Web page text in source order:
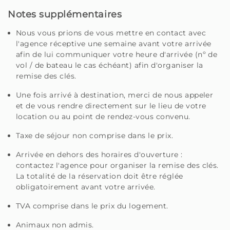
Veuillez noter que l'enregistrement après 22h est
soumis à des frais d'enregistrement tardif de 20 €.
Homie - Votre maison loin de chez vous, sur la belle île
de Madère.
Notes supplémentaires
Nous vous prions de vous mettre en contact avec
l'agence réceptive une semaine avant votre arrivée
afin de lui communiquer votre heure d'arrivée (nº de
vol / de bateau le cas échéant) afin d'organiser la
remise des clés.
Une fois arrivé à destination, merci de nous appeler
et de vous rendre directement sur le lieu de votre
location ou au point de rendez-vous convenu.
Taxe de séjour non comprise dans le prix.
Arrivée en dehors des horaires d'ouverture :
contactez l'agence pour organiser la remise des clés.
La totalité de la réservation doit être réglée
obligatoirement avant votre arrivée.
TVA comprise dans le prix du logement.
Animaux non admis.